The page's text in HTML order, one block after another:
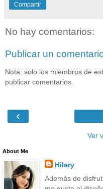
Compartir
No hay comentarios:
Publicar un
Nota: solo los miembros de
publicar comentarios.
‹
Ver
About Me
Hilary
Además de